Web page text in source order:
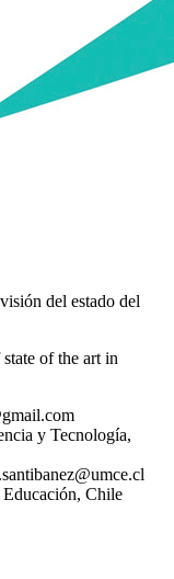
del estado del
of the art in
y Tecnología,
, Chile